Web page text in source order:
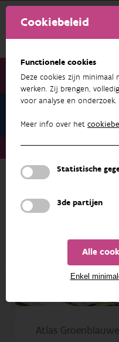
Cookiebeleid
Functionele cookies
Deze cookies zijn
werken. Zij brengen,
voor analyse en onderzoek.
Meer info over het
Statistische
3de partijen
Alle
Enkel
Atlas Groenblauwe
Atlas